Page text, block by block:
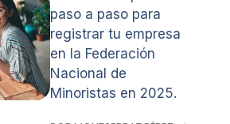
paso a paso para
registrar tu empresa
en la Federación
Nacional de
Minoristas en 2025.